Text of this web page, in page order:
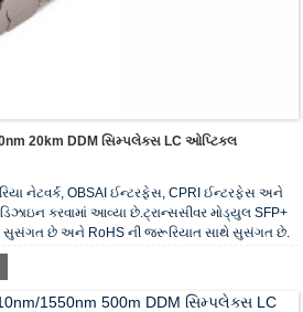
20km DDM સિમ્પલેક્સ LC ઓપ્ટિકલ
નેટવર્ક, OBSAI ઈન્ટરફેસ, CPRI ઈન્ટરફેસ અને
કરવામાં આવ્યા છે.ટ્રાન્સસીવર મોડ્યુલ SFP+
સુસંગત છે અને RoHS ની જરૂરિયાત સાથે સુસંગત છે.